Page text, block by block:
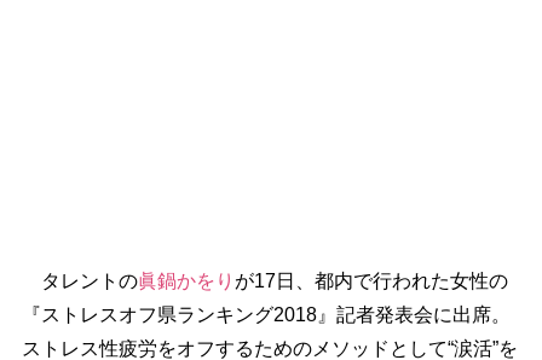
タレントの眞鍋かをり が17日、都内で行われた女性の
『ストレスオフ県ランキング2018』記者発表会に出席。
ストレス性疲労をオフするためのメソッドとして“涙活”を